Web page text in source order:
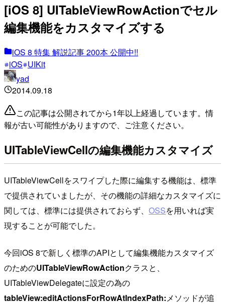
[iOS 8] UITableViewRowActionでセル
編集機能をカスタマイズする
iOS 8 特集 解説記事 200本 公開中!!
iOS UIKit
yad
2014.09.18
この記事は公開されてから1年以上経過しています。情
報が古い可能性がありますので、ご注意ください。
UITableViewCellの編集機能カスタマイズ
UITableViewCellをスワイプした際に編集する機能は、標準
で提供されていましたが、その機能の詳細なカスタマイズに
関しては、標準には提供されておらず、 OSSを用いれば実
現することが可能でした。
今回iOS 8で新しく標準のAPIとして編集機能カスタマイズ
のためのUITableViewRowActionクラスと、
UITableViewDelegateに設定の為の
tableView:editActionsForRowAtIndexPath:メソッドが追